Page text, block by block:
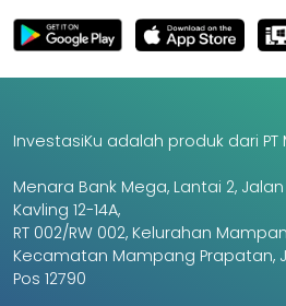
InvestasiKu adalah produk dari
Menara Bank Mega, Lantai 2,
Kavling 12-14A,
RT 002/RW 002, Kelurahan
Kecamatan Mampang Prapatan,
Pos 12790